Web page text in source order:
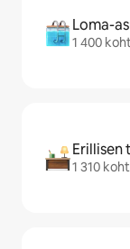
Loma-
1 400
1 310